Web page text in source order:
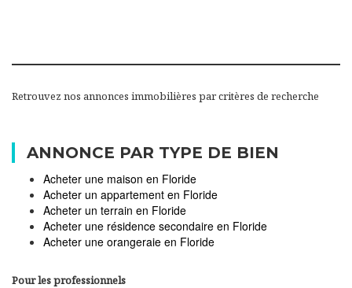
Retrouvez nos annonces immobilières par critères de recherche
ANNONCE PAR TYPE DE BIEN
Acheter une maison en Floride
Acheter un appartement en Floride
Acheter un terrain en Floride
Acheter une résidence secondaire en Floride
Acheter une orangeraie en Floride
Pour les professionnels